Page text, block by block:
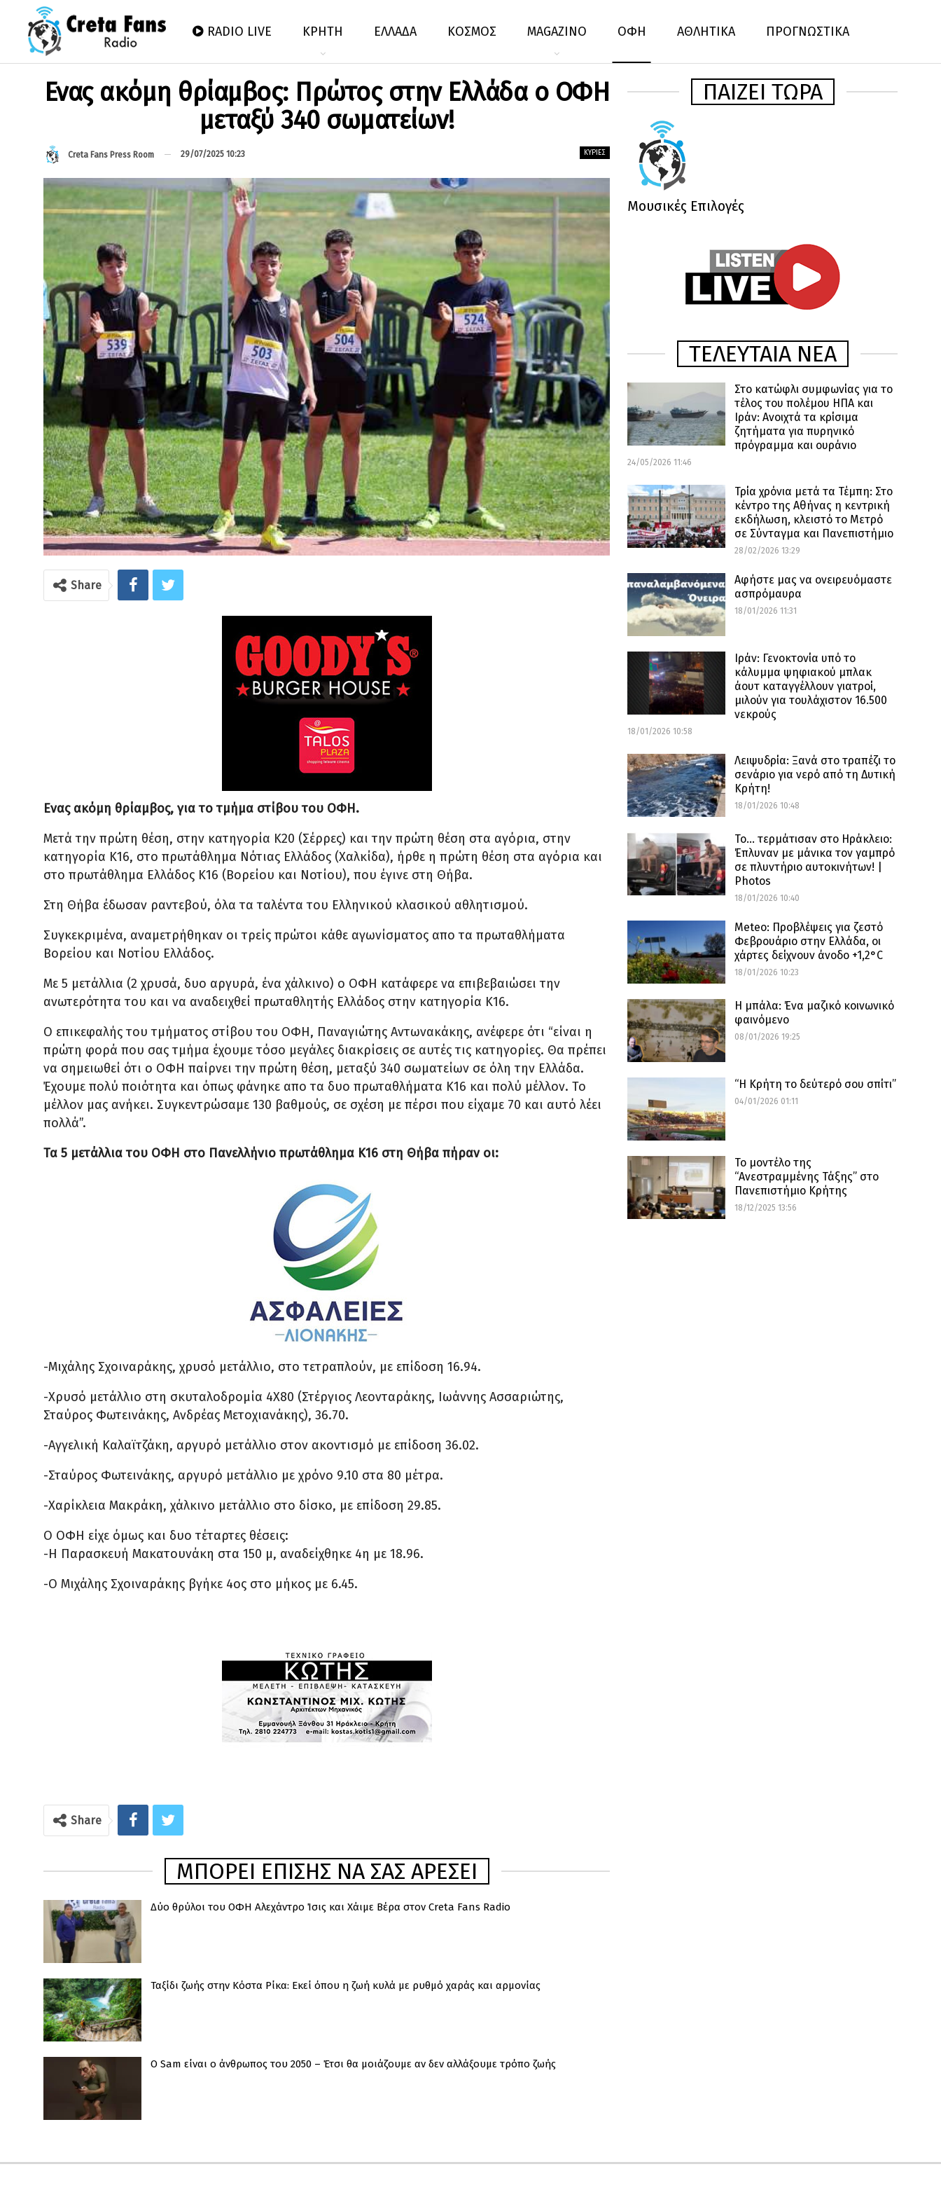
RADIO LIVE ΚΡΗΤΗ ΕΛΛΑΔΑ ΚΟΣΜΟΣ MAGAZINO ΟΦΗ ΑΘΛΗΤΙΚΑ ΠΡΟΓΝΩΣΤΙΚΑ
Ενας ακόμη θρίαμβος: Πρώτος στην Ελλάδα ο ΟΦΗ
μεταξύ 340 σωματείων!
ΚΎΡΙΕΣ
Creta Fans Press Room 29/07/2025 10:23
Share
Ενας ακόμη θρίαμβος, για το τμήμα στίβου του ΟΦΗ.
Μετά την πρώτη θέση, στην κατηγορία Κ20 (Σέρρες) και την πρώτη θέση στα αγόρια, στην
κατηγορία Κ16, στο πρωτάθλημα Νότιας Ελλάδος (Χαλκίδα), ήρθε η πρώτη θέση στα αγόρια και
στο πρωτάθλημα Ελλάδος Κ16 (Βορείου και Νοτίου), που έγινε στη Θήβα.
Στη Θήβα έδωσαν ραντεβού, όλα τα ταλέντα του Ελληνικού κλασικού αθλητισμού.
Συγκεκριμένα, αναμετρήθηκαν οι τρείς πρώτοι κάθε αγωνίσματος απο τα πρωταθλήματα
Βορείου και Νοτίου Ελλάδος.
Με 5 μετάλλια (2 χρυσά, δυο αργυρά, ένα χάλκινο) ο ΟΦΗ κατάφερε να επιβεβαιώσει την
ανωτερότητα του και να αναδειχθεί πρωταθλητής Ελλάδος στην κατηγορία Κ16.
Ο επικεφαλής του τμήματος στίβου του ΟΦΗ, Παναγιώτης Αντωνακάκης, ανέφερε ότι “είναι η
πρώτη φορά που σας τμήμα έχουμε τόσο μεγάλες διακρίσεις σε αυτές τις κατηγορίες. Θα πρέπει
να σημειωθεί ότι ο ΟΦΗ παίρνει την πρώτη θέση, μεταξύ 340 σωματείων σε όλη την Ελλάδα.
Έχουμε πολύ ποιότητα και όπως φάνηκε απο τα δυο πρωταθλήματα Κ16 και πολύ μέλλον. Το
μέλλον μας ανήκει. Συγκεντρώσαμε 130 βαθμούς, σε σχέση με πέρσι που είχαμε 70 και αυτό λέει
πολλά”.
Τα 5 μετάλλια του ΟΦΗ στο Πανελλήνιο πρωτάθλημα Κ16 στη Θήβα πήραν οι:
-Μιχάλης Σχοιναράκης, χρυσό μετάλλιο, στο τετραπλούν, με επίδοση 16.94.
-Χρυσό μετάλλιο στη σκυταλοδρομία 4Χ80 (Στέργιος Λεονταράκης, Ιωάννης Ασσαριώτης,
Σταύρος Φωτεινάκης, Ανδρέας Μετοχιανάκης), 36.70.
-Αγγελική Καλαϊτζάκη, αργυρό μετάλλιο στον ακοντισμό με επίδοση 36.02.
-Σταύρος Φωτεινάκης, αργυρό μετάλλιο με χρόνο 9.10 στα 80 μέτρα.
-Χαρίκλεια Μακράκη, χάλκινο μετάλλιο στο δίσκο, με επίδοση 29.85.
Ο ΟΦΗ είχε όμως και δυο τέταρτες θέσεις:
-Η Παρασκευή Μακατουνάκη στα 150 μ, αναδείχθηκε 4η με 18.96.
-O Μιχάλης Σχοιναράκης βγήκε 4ος στο μήκος με 6.45.
Share
ΜΠΟΡΕΊ ΕΠΊΣΗΣ ΝΑ ΣΑΣ ΑΡΈΣΕΙ
Δύο θρύλοι του ΟΦΗ Αλεχάντρο Ίσις και Χάιμε Βέρα στον Creta Fans Radio
Ταξίδι ζωής στην Κόστα Ρίκα: Εκεί όπου η ζωή κυλά με ρυθμό χαράς και αρμονίας
Ο Sam είναι ο άνθρωπος του 2050 – Έτσι θα μοιάζουμε αν δεν αλλάξουμε τρόπο ζωής
ΠΑΙΖΕΙ ΤΩΡΑ
Μουσικές Επιλογές
ΤΕΛΕΥΤΑΙΑ ΝΕΑ
Στο κατώφλι συμφωνίας για το
τέλος του πολέμου ΗΠΑ και
Ιράν: Ανοιχτά τα κρίσιμα
ζητήματα για πυρηνικό
πρόγραμμα και ουράνιο
24/05/2026 11:46
Τρία χρόνια μετά τα Τέμπη: Στο
κέντρο της Αθήνας η κεντρική
εκδήλωση, κλειστό το Μετρό
σε Σύνταγμα και Πανεπιστήμιο
28/02/2026 13:29
Αφήστε μας να ονειρευόμαστε
ασπρόμαυρα
18/01/2026 11:31
Ιράν: Γενοκτονία υπό το
κάλυμμα ψηφιακού μπλακ
άουτ καταγγέλλουν γιατροί,
μιλούν για τουλάχιστον 16.500
νεκρούς
18/01/2026 10:58
Λειψυδρία: Ξανά στο τραπέζι το
σενάριο για νερό από τη Δυτική
Κρήτη!
18/01/2026 10:48
Το… τερμάτισαν στο Ηράκλειο:
Έπλυναν με μάνικα τον γαμπρό
σε πλυντήριο αυτοκινήτων! |
Photos
18/01/2026 10:40
Meteo: Προβλέψεις για ζεστό
Φεβρουάριο στην Ελλάδα, οι
χάρτες δείχνουν άνοδο +1,2°C
18/01/2026 10:23
Η μπάλα: Ένα μαζικό κοινωνικό
φαινόμενο
08/01/2026 19:25
“Η Κρήτη το δεύτερό σου σπίτι”
04/01/2026 01:11
Το μοντέλο της
“Ανεστραμμένης Τάξης” στο
Πανεπιστήμιο Κρήτης
18/12/2025 13:56